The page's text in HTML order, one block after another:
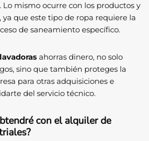
mismo ocurre con los productos y
que este tipo de ropa requiere la
de saneamiento específico.
ahorras dinero, no solo
sino que también proteges la
para otras adquisiciones e
del servicio técnico.
con el alquiler de